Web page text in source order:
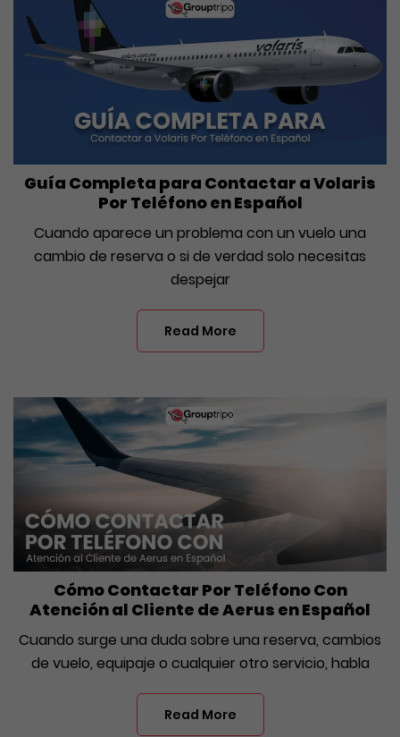
Guía Completa para Contactar a Volaris
Por Teléfono en Español
Cuando aparece un problema con un vuelo una
cambio de reserva o si de verdad solo necesitas
despejar
Read More
Cómo Contactar Por Teléfono Con
Atención al Cliente de Aerus en Español
Cuando surge una duda sobre una reserva, cambios
de vuelo, equipaje o cualquier otro servicio, habla
Read More